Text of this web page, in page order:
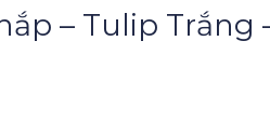
– Tulip